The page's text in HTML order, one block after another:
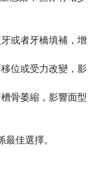
或者牙橋填補，增
位或受力改變，影
骨萎縮，影響面型
佳選擇。